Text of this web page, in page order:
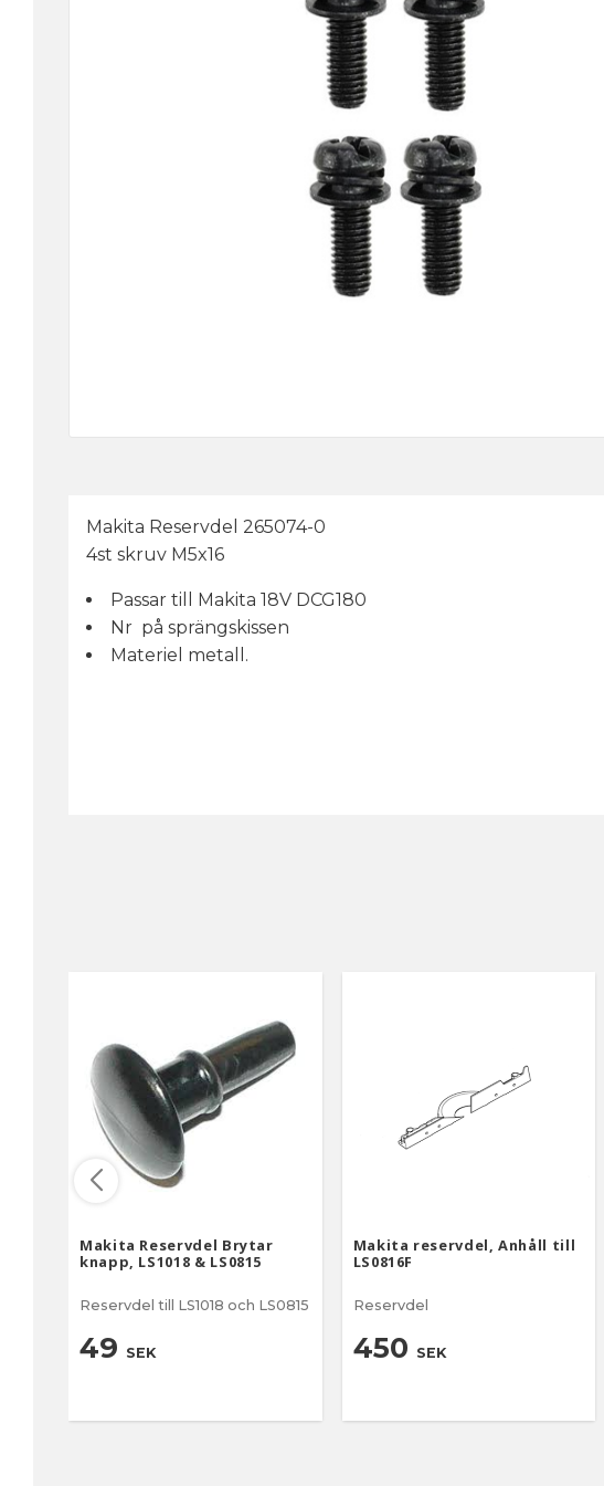
Makita Reservdel 265074-0
4st skruv M5x16
Passar till Makita 18V DCG180
Nr på sprängskissen
Materiel metall.
Makita Reservdel Brytar
knapp, LS1018 & LS0815
Reservdel till LS1018 och LS0815
49 SEK
Makita reservdel, Anhåll till
LS0816F
Reservdel
450 SEK